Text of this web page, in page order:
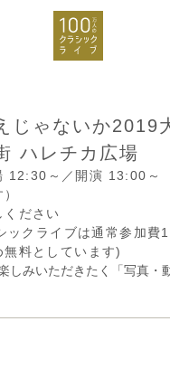
じゃないか2019
ハレチカ広場
12:30～／開演 13:00～
ください
ックライブは通常参加費
料としています)
しみいただきたく「写真・